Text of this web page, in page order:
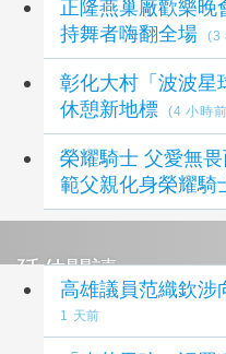
正隆燕巢廠歡樂
持舞者嗨翻全場
(3
彰化大村「波波
休憩新地標
(4 小時
榮耀騎士 父愛無
範父親化身榮耀騎
延伸閱讀
高雄議員范織欽
1 天前